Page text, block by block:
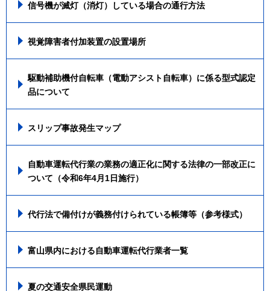
信号機が滅灯（消灯）している場合の通行方法
視覚障害者付加装置の設置場所
駆動補助機付自転車（電動アシスト自転車）に係る型式認定
品について
スリップ事故発生マップ
自動車運転代行業の業務の適正化に関する法律の一部改正に
ついて（令和6年4月1日施行）
代行法で備付けが義務付けられている帳簿等（参考様式）
富山県内における自動車運転代行業者一覧
夏の交通安全県民運動